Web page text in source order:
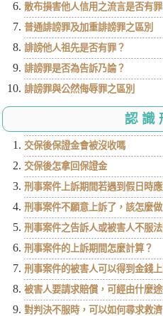
散布損害他人信用之流言是否有罪
普通誹謗罪及加重誹謗罪之區別
誹謗他人祖先是否有罪？
誹謗罪是否為告訴乃論？
誹謗罪與公然侮辱罪之區別
認識
交保後保證金會被沒收嗎
交保後怎拿回保證金
刑事案件上訴期間若遇到假日時
刑事案件不願意上訴了，該怎麼做
刑事案件之告訴人或被害人不服
刑事案件的上訴期間怎麼計算？
刑事案件的被害人可以得到金錢
被害人要請求賠償，可經由什麼
對判決不服時，可以如何尋求救濟